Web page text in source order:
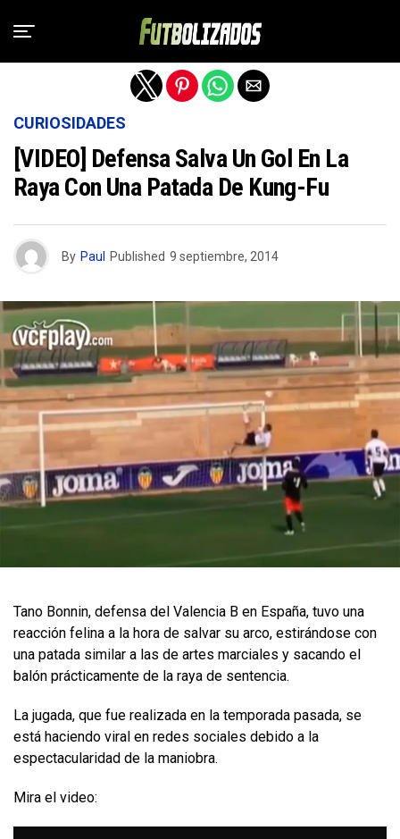
CURIOSIDADES
[VIDEO] Defensa Salva Un Gol En La
Raya Con Una Patada De Kung-Fu
By Paul Published 9 septiembre, 2014
Tano Bonnin, defensa del Valencia B en España, tuvo una
reacción felina a la hora de salvar su arco, estirándose con
una patada similar a las de artes marciales y sacando el
balón prácticamente de la raya de sentencia.
La jugada, que fue realizada en la temporada pasada, se
está haciendo viral en redes sociales debido a la
espectacularidad de la maniobra.
Mira el video:
Salir de la versión móvil